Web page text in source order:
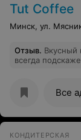
Tut Coffee
Минск, ул.
Отзыв. Вкусный
всегда
Все
КОНДИТЕРСКАЯ